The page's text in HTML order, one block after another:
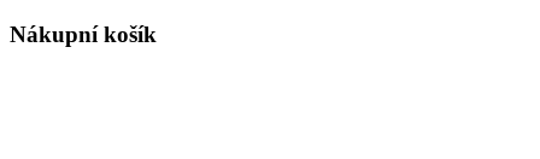
Nákupní košík